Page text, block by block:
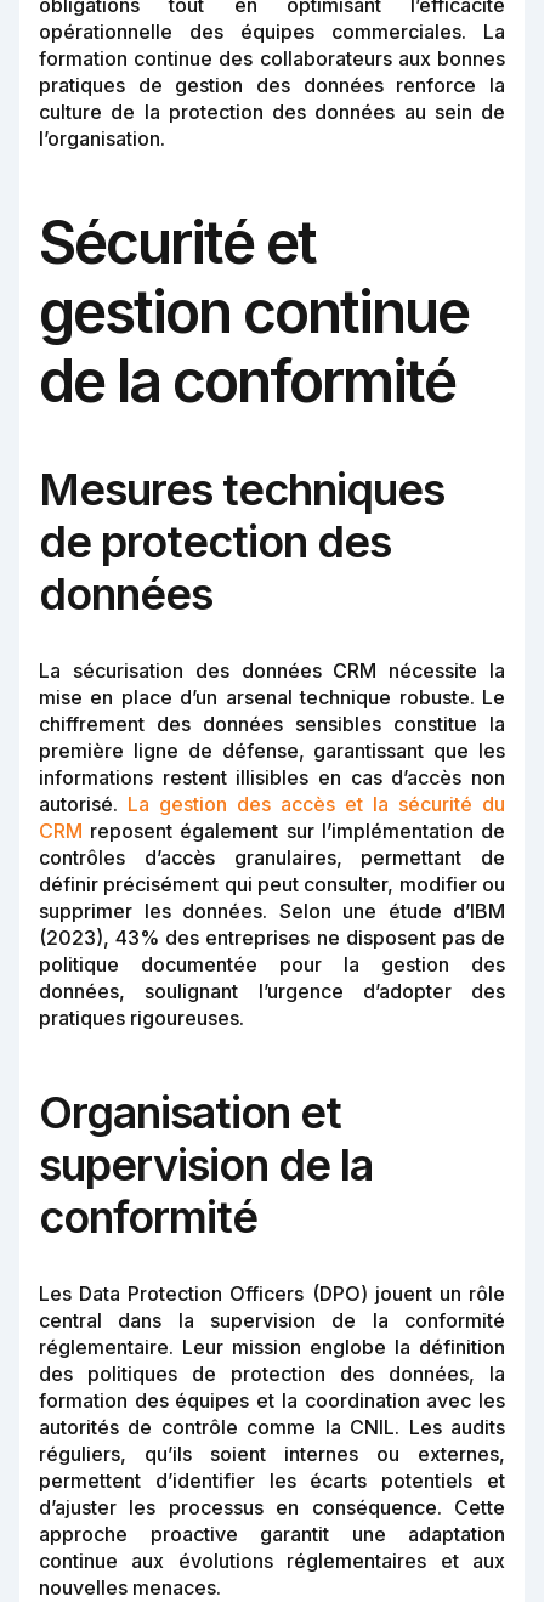
obligations tout en optimisant l’efficacité
opérationnelle des équipes commerciales. La
formation continue des collaborateurs aux bonnes
pratiques de gestion des données renforce la
culture de la protection des données au sein de
l’organisation.
Sécurité et
gestion continue
de la conformité
Mesures techniques
de protection des
données
La sécurisation des données CRM nécessite la
mise en place d’un arsenal technique robuste. Le
chiffrement des données sensibles constitue la
première ligne de défense, garantissant que les
informations restent illisibles en cas d’accès non
autorisé. La gestion des accès et la sécurité du
CRM reposent également sur l’implémentation de
contrôles d’accès granulaires, permettant de
définir précisément qui peut consulter, modifier ou
supprimer les données. Selon une étude d’IBM
(2023), 43% des entreprises ne disposent pas de
politique documentée pour la gestion des
données, soulignant l’urgence d’adopter des
pratiques rigoureuses.
Organisation et
supervision de la
conformité
Les Data Protection Officers (DPO) jouent un rôle
central dans la supervision de la conformité
réglementaire. Leur mission englobe la définition
des politiques de protection des données, la
formation des équipes et la coordination avec les
autorités de contrôle comme la CNIL. Les audits
réguliers, qu’ils soient internes ou externes,
permettent d’identifier les écarts potentiels et
d’ajuster les processus en conséquence. Cette
approche proactive garantit une adaptation
continue aux évolutions réglementaires et aux
nouvelles menaces.